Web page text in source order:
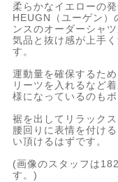
柔らかなイエローの
HEUGN（ユーゲン）
ンスのオーダーシャ
気品と抜け感が上手
す。
運動量を確保するた
リーツを入れるなど
様になっているのも
裾を出してリラック
腰回りに表情を付け
い頂けるはずです。
(画像のスタッフは
す。)